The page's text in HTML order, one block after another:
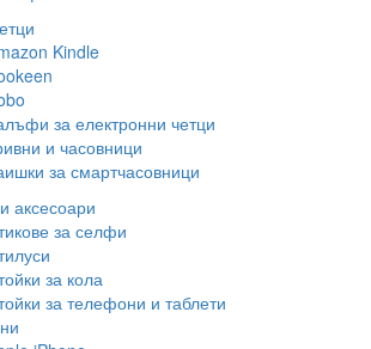
Kindle
за електронни четци
и часовници
за смартчасовници
аксесоари
за селфи
за кола
за телефони и таблети